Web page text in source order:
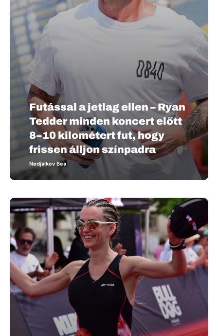
Futással a jetlag ellen – Ryan
Tedder minden koncert előtt
8–10 kilométert fut, hogy
frissen álljon színpadra
Nedjalkov Bea